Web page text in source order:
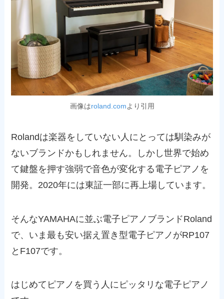
画像はroland.comより引用
Rolandは楽器をしていない人にとっては馴染みが
ないブランドかもしれません。しかし世界で始め
て鍵盤を押す強弱で音色が変化する電子ピアノを
開発。2020年には東証一部に再上場しています。
そんなYAMAHAに並ぶ電子ピアノブランドRoland
で、いま最も安い据え置き型電子ピアノがRP107
とF107です。
はじめてピアノを買う人にピッタリな電子ピアノ